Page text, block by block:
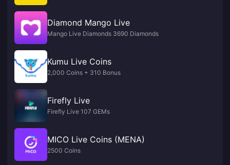
Diamond Mango Live
Mango Live Diamonds 3690 Diamonds
Kumu Live Coins
2,000 Coins + 310 Bonus
Firefly Live
Firefly Live 107 GEMs
MICO Live Coins (MENA)
2500 Coins